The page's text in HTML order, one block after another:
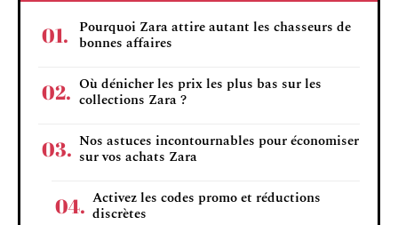
Pourquoi Zara attire autant les chasseurs de
bonnes affaires
Où dénicher les prix les plus bas sur les
collections Zara ?
Nos astuces incontournables pour économiser
sur vos achats Zara
Activez les codes promo et réductions
discrètes